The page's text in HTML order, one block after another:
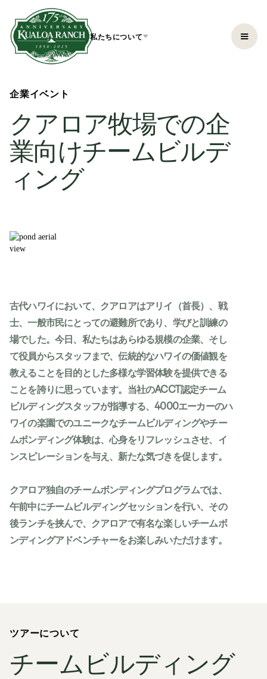
私たちについて
企業イベント
クアロア牧場での企
業向けチームビルデ
ィング
古代ハワイにおいて、クアロアはアリイ（首長）、戦
士、一般市民にとっての避難所であり、学びと訓練の
場でした。今日、私たちはあらゆる規模の企業、そし
て役員からスタッフまで、伝統的なハワイの価値観を
教えることを目的とした多様な学習体験を提供できる
ことを誇りに思っています。当社のACCT認定チーム
ビルディングスタッフが指導する、4000エーカーのハ
ワイの楽園でのユニークなチームビルディングやチー
ムボンディング体験は、心身をリフレッシュさせ、イ
ンスピレーションを与え、新たな気づきを促します。
クアロア独自のチームボンディングプログラムでは、
午前中にチームビルディングセッションを行い、その
後ランチを挟んで、クアロアで有名な楽しいチームボ
ンディングアドベンチャーをお楽しみいただけます。
ツアーについて
チームビルディング